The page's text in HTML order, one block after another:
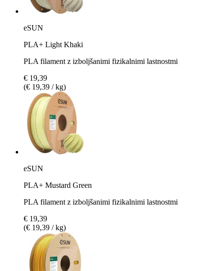
eSUN
PLA+ Light Khaki
PLA filament z izboljšanimi fizikalnimi lastnostmi
€ 19,39
(€ 19,39 / kg)
eSUN
PLA+ Mustard Green
PLA filament z izboljšanimi fizikalnimi lastnostmi
€ 19,39
(€ 19,39 / kg)